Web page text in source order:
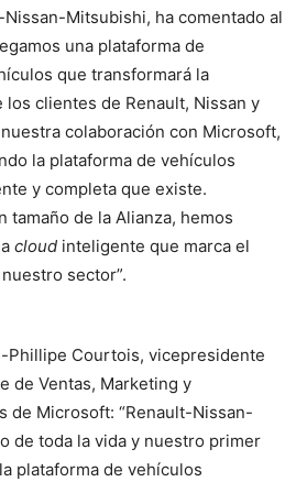
Mitsubishi, ha comentado al
una plataforma de
que transformará la
clientes de Renault, Nissan y
colaboración con Microsoft,
la plataforma de vehículos
y completa que existe.
tamaño de la Alianza, hemos
cloud inteligente que marca el
sector”.
Phillipe Courtois, vicepresidente
de Ventas, Marketing y
de Microsoft: “Renault-Nissan-
de toda la vida y nuestro primer
plataforma de vehículos